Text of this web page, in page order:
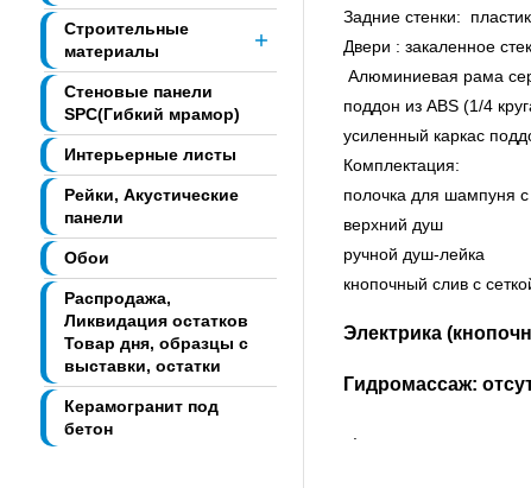
Строительные
материалы
Стеновые панели
SPC(Гибкий мрамор)
Интерьерные листы
Рейки, Акустические
панели
Обои
Распродажа,
Ликвидация остатков
Товар дня, образцы с
выставки, остатки
Керамогранит под
бетон
Задние стенки:
Двери : закаленное
Алюминиевая рама
поддон из ABS (1/4
усиленный каркас
Комплектация:
полочка для шампуня
верхний душ
ручной душ-лейка
кнопочный слив с
Электрика
Гидромассаж: